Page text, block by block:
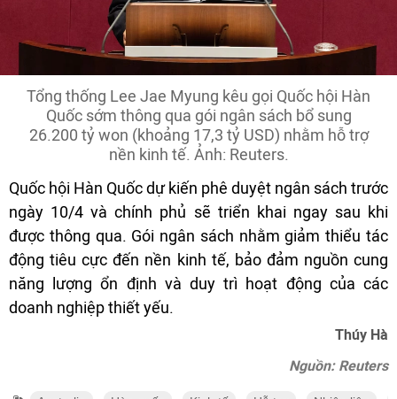
Tổng thống Lee Jae Myung kêu gọi Quốc hội Hàn
Quốc sớm thông qua gói ngân sách bổ sung
26.200 tỷ won (khoảng 17,3 tỷ USD) nhằm hỗ trợ
nền kinh tế. Ảnh: Reuters.
Quốc hội Hàn Quốc dự kiến phê duyệt ngân sách trước
ngày 10/4 và chính phủ sẽ triển khai ngay sau khi
được thông qua. Gói ngân sách nhằm giảm thiểu tác
động tiêu cực đến nền kinh tế, bảo đảm nguồn cung
năng lượng ổn định và duy trì hoạt động của các
doanh nghiệp thiết yếu.
Thúy Hà
Nguồn: Reuters